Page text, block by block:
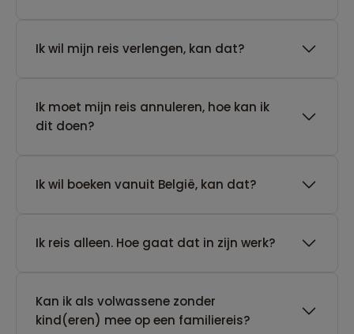
Ik wil mijn reis verlengen, kan dat?
Ik moet mijn reis annuleren, hoe kan ik
dit doen?
Ik wil boeken vanuit België, kan dat?
​Ik reis alleen. Hoe gaat dat in zijn werk?
Kan ik als volwassene zonder
kind(eren) mee op een familiereis?